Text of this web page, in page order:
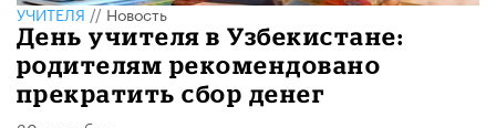
УЧИТЕЛЯ//Новость
День учителя в Узбекистане:
родителям рекомендовано
прекратить сбор денег